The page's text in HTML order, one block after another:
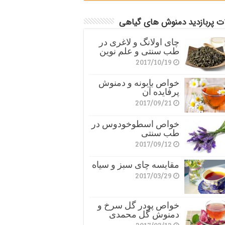
پربازدید دمنوش های گیاهی
چای اولانگ و لاغری در
طب سنتی و علم نوین
2017/10/19
خواص بابونه و دمنوش
پرفایده آن
2017/09/21
خواص اسطوخودوس در
طب سنتی
2017/09/12
مقایسه چای سبز و سیاه
2017/03/29
خواص پودر گل سرخ و
دمنوش گل محمدی